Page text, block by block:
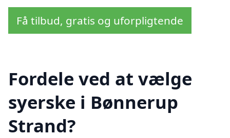
Få tilbud, gratis og uforpligtende
Fordele ved at vælge
syerske i Bønnerup
Strand?